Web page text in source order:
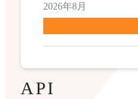
2026年8月
API